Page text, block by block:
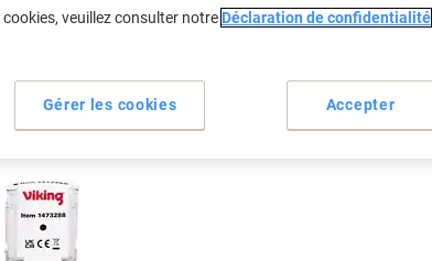
veuillez consulter notre Déclaration de confidentialité
Gérer les cookies Accepter